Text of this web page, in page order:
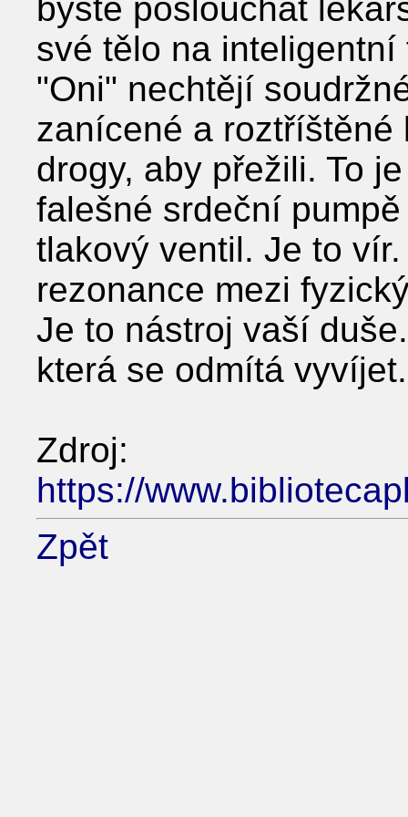
byste poslouchat
své tělo na
"Oni" nechtějí
zanícené a
drogy, aby přežili. To
falešné srdeční
tlakový ventil. Je to
rezonance mezi
Je to nástroj vaší
která se odmítá
Zdroj:
https://
Zpět